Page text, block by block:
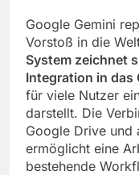
Google Gemini
Vorstoß in die
System zeichnet
Integration in das
für viele Nutzer
darstellt. Die
Google Drive und
ermöglicht eine
bestehende